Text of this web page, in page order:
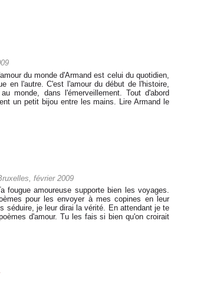
du monde d'Armand est celui du quotidien,
en l'autre. C'est l'amour du début de l'histoire,
monde, dans l'émerveillement. Tout d'abord
un petit bijou entre les mains. Lire Armand le
février 2009
fougue amoureuse supporte bien les voyages.
pour les envoyer à mes copines en leur
séduire, je leur dirai la vérité. En attendant je te
d'amour. Tu les fais si bien qu'on croirait